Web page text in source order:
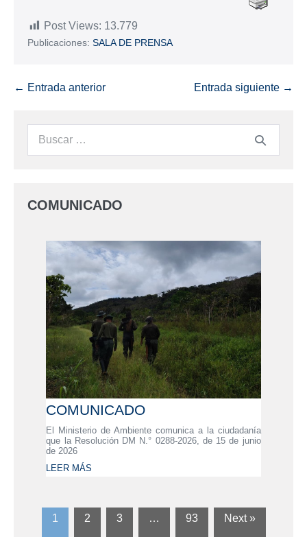
Post Views: 13.779
Publicaciones: SALA DE PRENSA
← Entrada anterior Entrada siguiente →
COMUNICADO
COMUNICADO
El Ministerio de Ambiente comunica a la ciudadanía
que la Resolución DM N.° 0288-2026, de 15 de junio
de 2026
LEER MÁS
1 2 3 … 93 Next »